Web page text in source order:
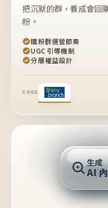
把沉默的群，養成會回
粉。
鐵粉群運營節奏
UGC 引導機制
分層權益設計
CASE
生成
AI